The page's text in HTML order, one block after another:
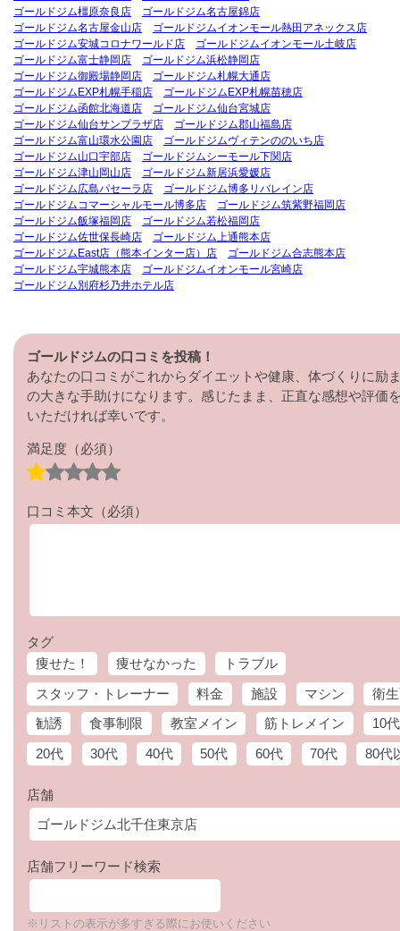
ゴールドジム橿原奈良店
ゴールドジム名古屋錦店
ゴールドジム名古屋金山店
ゴールドジムイオンモール熱田アネックス店
ゴールドジム安城コロナワールド店
ゴールドジムイオンモール土岐店
ゴールドジム富士静岡店
ゴールドジム浜松静岡店
ゴールドジム御殿場静岡店
ゴールドジム札幌大通店
ゴールドジムEXP札幌手稲店
ゴールドジムEXP札幌苗穂店
ゴールドジム函館北海道店
ゴールドジム仙台宮城店
ゴールドジム仙台サンプラザ店
ゴールドジム郡山福島店
ゴールドジム富山環水公園店
ゴールドジムヴィテンののいち店
ゴールドジム山口宇部店
ゴールドジムシーモール下関店
ゴールドジム津山岡山店
ゴールドジム新居浜愛媛店
ゴールドジム広島パセーラ店
ゴールドジム博多リバレイン店
ゴールドジムコマーシャルモール博多店
ゴールドジム筑紫野福岡店
ゴールドジム飯塚福岡店
ゴールドジム若松福岡店
ゴールドジム佐世保長崎店
ゴールドジム上通熊本店
ゴールドジムEast店（熊本インター店）店
ゴールドジム合志熊本店
ゴールドジム宇城熊本店
ゴールドジムイオンモール宮崎店
ゴールドジム別府杉乃井ホテル店
ゴールドジムの口コミを投稿！
あなたの口コミがこれからダイエットや健康、体づくりに励
の大きな手助けになります。感じたまま、正直な感想や評価
いただければ幸いです。
満足度 （必須）
口コミ本文 （必須）
タグ
痩せた！
痩せなかった
トラブル
スタッフ・トレーナー
料金 施設 マシン
衛
勧誘
食事制限 教室メイン 筋トレメイン
10代
20代
30代 40代 50代 60代 70代 80代
店舗
店舗フリーワード検索
※リストの表示が多すぎる際にお使いください